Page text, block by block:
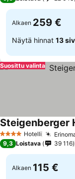
Alkaen 259 €
Näytä hinnat 13
Suosittu valinta
4 Tähtiluokitus
Hotelli
Steigenberger
9,3 Loistava 39 116
Alkaen 115 €